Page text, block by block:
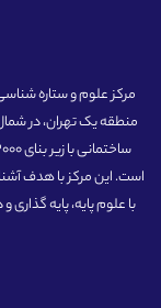
مرکز علوم و ستاره
است. این مرکز با هدف
با علوم پایه، پایه